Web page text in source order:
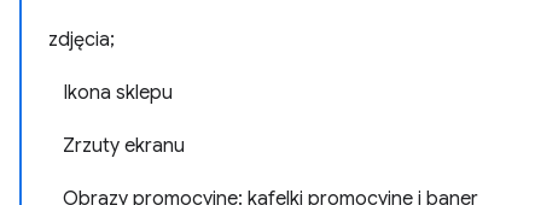
zdjęcia;
Ikona sklepu
Zrzuty ekranu
Obrazy promocyjne: kafelki promocyjne i baner